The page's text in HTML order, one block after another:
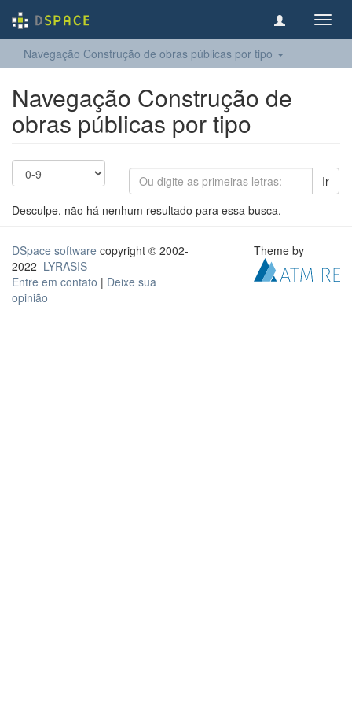
Navegação Construção de obras públicas por tipo
Navegação Construção de
obras públicas por tipo
Ir
Desculpe, não há nenhum resultado para essa busca.
DSpace software copyright © 2002-
2022 LYRASIS
Entre em contato | Deixe sua
opinião
Theme by